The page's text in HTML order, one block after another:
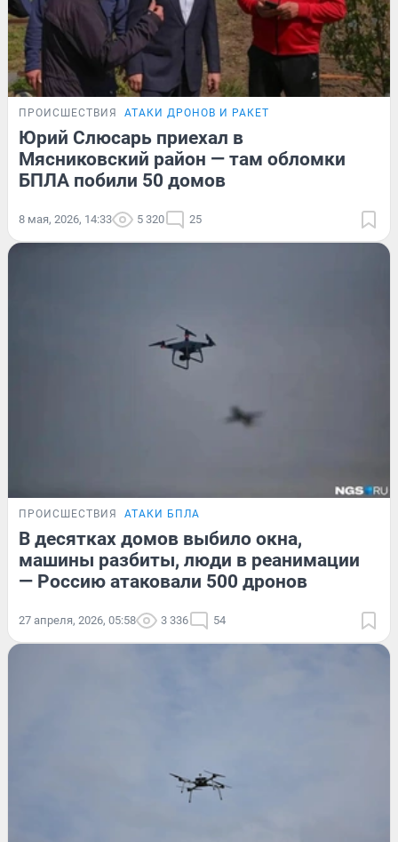
ПРОИСШЕСТВИЯ АТАКИ ДРОНОВ И РАКЕТ
Юрий Слюсарь приехал в
Мясниковский район — там обломки
БПЛА побили 50 домов
8 мая, 2026, 14:33 5 320 25
ПРОИСШЕСТВИЯ АТАКИ БПЛА
В десятках домов выбило окна,
машины разбиты, люди в реанимации
— Россию атаковали 500 дронов
27 апреля, 2026, 05:58 3 336 54